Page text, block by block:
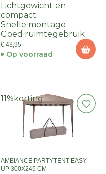
Lichtgewicht en
compact
Snelle montage
Goed ruimtegebruik
€ 43,95
Op voorraad
11% korting
AMBIANCE PARTYTENT EASY-
UP 300X245 CM